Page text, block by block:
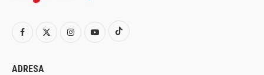
ADRESA